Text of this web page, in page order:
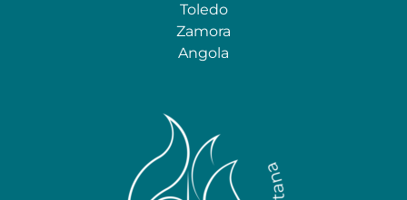
Toledo
Zamora
Angola